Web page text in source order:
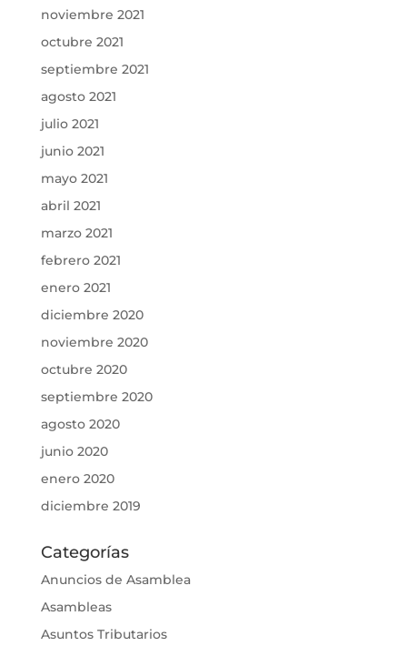
noviembre 2021
octubre 2021
septiembre 2021
agosto 2021
julio 2021
junio 2021
mayo 2021
abril 2021
marzo 2021
febrero 2021
enero 2021
diciembre 2020
noviembre 2020
octubre 2020
septiembre 2020
agosto 2020
junio 2020
enero 2020
diciembre 2019
Categorías
Anuncios de Asamblea
Asambleas
Asuntos Tributarios